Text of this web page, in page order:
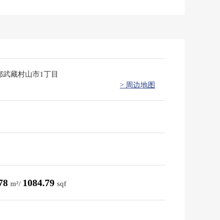
武藏村山市1丁目
> 周边地图
m²/ 1084.79 sqf